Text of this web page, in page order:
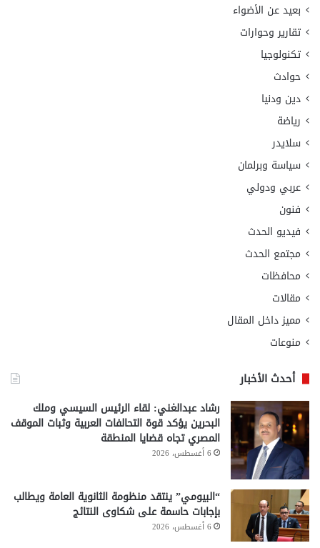
بعيد عن الأضواء
تقارير وحوارات
تكنولوجيا
حوادث
دين ودنيا
رياضة
سلايدر
سياسة وبرلمان
عربي ودولي
فنون
فيديو الحدث
مجتمع الحدث
محافظات
مقالات
مميز داخل المقال
منوعات
أحدث الأخبار
رشاد عبدالغني: لقاء الرئيس السيسي وملك
البحرين يؤكد قوة التحالفات العربية وثبات الموقف
المصري تجاه قضايا المنطقة
6 أغسطس، 2026
“البيومي” ينتقد منظومة الثانوية العامة ويطالب
بإجابات حاسمة على شكاوى النتائج
6 أغسطس، 2026